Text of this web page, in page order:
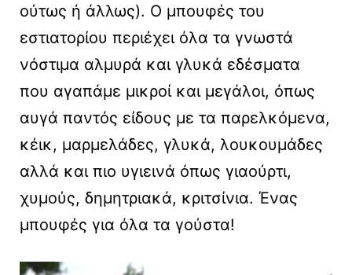
ούτως ή άλλως). Ο μπουφές του
εστιατορίου περιέχει όλα τα γνωστά
νόστιμα αλμυρά και γλυκά εδέσματα
που αγαπάμε μικροί και μεγάλοι, όπως
αυγά παντός είδους με τα παρελκόμενα,
κέικ, μαρμελάδες, γλυκά, λουκουμάδες
αλλά και πιο υγιεινά όπως γιαούρτι,
χυμούς, δημητριακά, κριτσίνια. Ένας
μπουφές για όλα τα γούστα!